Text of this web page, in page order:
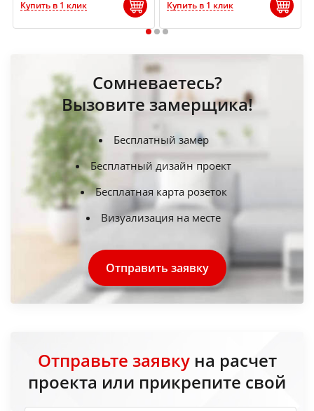
Купить в 1 клик Купить в 1 клик
1 2 3
Сомневаетесь?
Вызовите замерщика!
Бесплатный замер
Бесплатный дизайн проект
Бесплатная карта розеток
Визуализация на месте
Отправить заявку
Отправьте заявкуна расчет
проекта или прикрепите свой